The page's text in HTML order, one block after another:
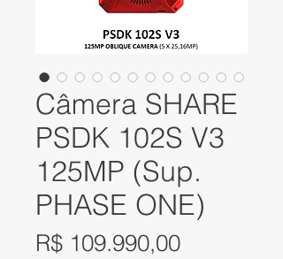
Câmera SHARE
PSDK 102S V3
125MP (Sup.
PHASE ONE)
R$ 109.990,00Preço